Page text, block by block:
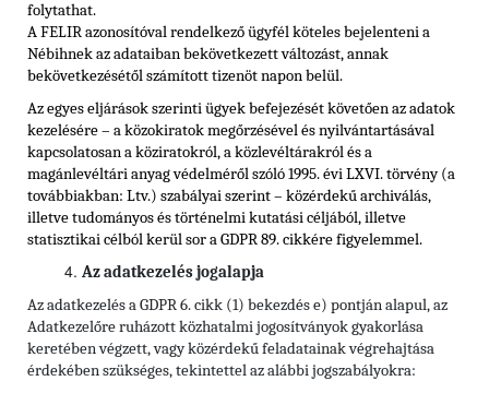
folytathat.
A FELIR azonosítóval rendelkező ügyfél köteles bejelenteni a
Nébihnek az adataiban bekövetkezett változást, annak
bekövetkezésétől számított tizenöt napon belül.
Az egyes eljárások szerinti ügyek befejezését követően az adatok
kezelésére – a közokiratok megőrzésével és nyilvántartásával
kapcsolatosan a köziratokról, a közlevéltárakról és a
magánlevéltári anyag védelméről szóló 1995. évi LXVI. törvény (a
továbbiakban: Ltv.) szabályai szerint – közérdekű archiválás,
illetve tudományos és történelmi kutatási céljából, illetve
statisztikai célból kerül sor a GDPR 89. cikkére figyelemmel.
Az adatkezelés jogalapja
Az adatkezelés a GDPR 6. cikk (1) bekezdés e) pontján alapul, az
Adatkezelőre ruházott közhatalmi jogosítványok gyakorlása
keretében végzett, vagy közérdekű feladatainak végrehajtása
érdekében szükséges, tekintettel az alábbi jogszabályokra: